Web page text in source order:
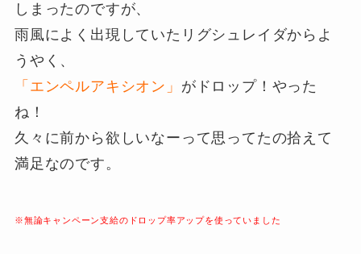
しまったのですが、
雨風によく出現していたリグシュレイダからよ
うやく、
「エンペルアキシオン」 がドロップ！やった
ね！
久々に前から欲しいなーって思ってたの拾えて
満足なのです。
※無論キャンペーン支給のドロップ率アップを使っていました